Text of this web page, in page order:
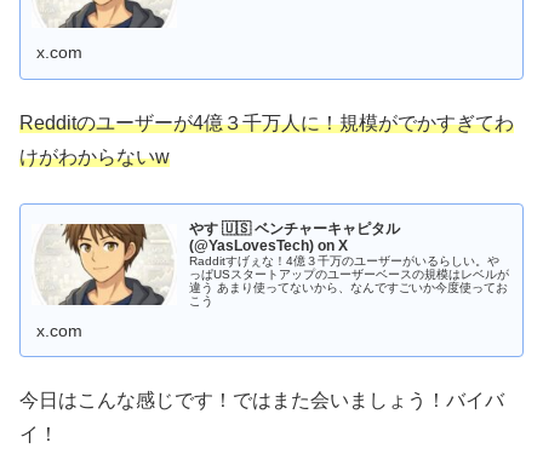
x.com
Redditのユーザーが4億３千万人に！規模がでかすぎてわ
けがわからないw
やす 🇺🇸 ベンチャーキャピタル
(@YasLovesTech) on X
Radditすげぇな！4億３千万のユーザーがいるらしい。や
っぱUSスタートアップのユーザーベースの規模はレベルが
違う あまり使ってないから、なんですごいか今度使ってお
こう
x.com
今日はこんな感じです！ではまた会いましょう！バイバ
イ！